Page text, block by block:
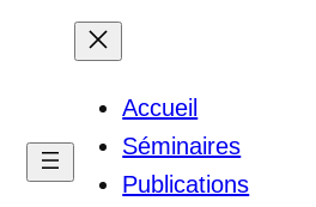
Accueil
Séminaires
Publications